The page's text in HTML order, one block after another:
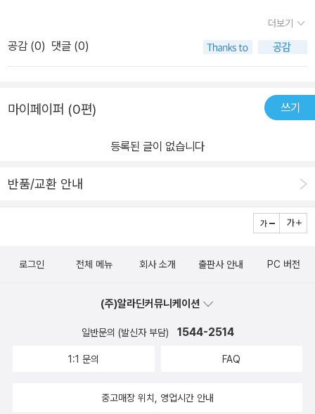
인물을 요청하는 온갖 감언이설과 이를 통해 내부적으로 일어나는 민
심의 동요가 오히려 사회의 크나큰 병이 되어 몰락되어가는 것을 우
린 우리 역사와 타국가의 역사속에서 흔하게 볼 수 있었다.이런 관점
개연성을 가지고 진행하고 있다. 그 속에서 등장하는 인물과 보여지
요소를 살리다 보니, 주인공 다모 채옥의 포도청 종사관 황보윤 대한
대한 조명등이 다소는 억측적이며, 받아들이기에 다소 무리가 있었던
구조를 통해 극의 진행이 무척이나 빠르고 재미있었다. 다만, 작가가
막연하고 무엇일까라는 의문과 모호함을 줄 수도 있는 것 같다.특히,
면 원작이 가져다 줄 수 있는 확실한 설명과 느낌의 열망으로 읽으신
다면 괜찮을 수 있으나, 다소 드라마에서 나타나는 채옥과 황보윤의
기대하는 것은 무리가 있는 것 같다. 하지만, 사전의 유통과 권력 창탈
화하지 않은 것 같다.'바람의 파이터'등과 같은 역사적 인물에 대한 색
더보기
공감 (0) 댓글 (0)
마이페이퍼 (0편) 쓰기
등록된 글이 없습니다
반품/교환 안내
로그인 전체 메뉴 회사 소개 출판사 안내 PC 버전
(주)알라딘커뮤니케이션
일반문의 (발신자 부담) 1544-2514
1:1 문의 FAQ
중고매장 위치, 영업시간 안내